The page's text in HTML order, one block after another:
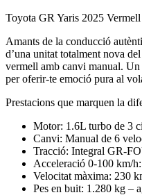
Toyota GR Yaris 2025
Amants de la conducció
d’una unitat totalment nova
vermell amb canvi manual.
per oferir-te emoció pura al
Prestacions que marquen la
Motor: 1.6L turbo de 3
Canvi: Manual de 6
Tracció: Integral GR-
Acceleració 0-100 km/
Velocitat màxima: 230
Pes en buit: 1.280 kg –